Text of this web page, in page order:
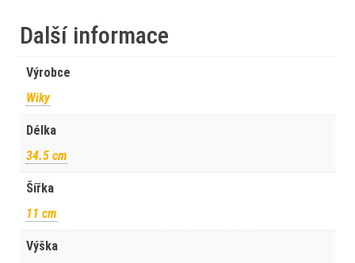
Další informace
Výrobce
Wiky
Délka
34.5 cm
Šířka
11 cm
Výška